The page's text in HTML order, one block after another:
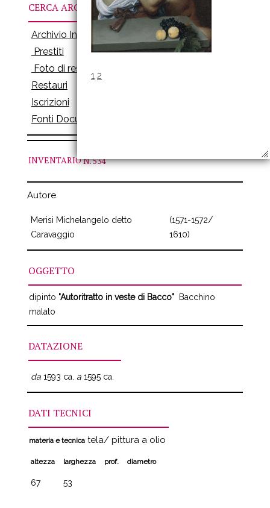
CERCA ARCHIVI
Archivio Inventari
Prestiti
Foto di restauro
Restauri
Iscrizioni
Fonti Documenti
INVENTARION. 534
Autore
Merisi Michelangelo detto
Caravaggio
(1571-1572/
1610)
OGGETTO
dipinto "Autoritratto in veste di Bacco"Bacchino
malato
DATAZIONE
da1593 ca. a1595 ca.
DATI TECNICI
materia e tecnicatela/ pittura a olio
altezza larghezza prof. diametro
67 53
1 2